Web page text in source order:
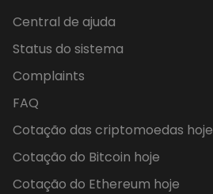
Central de ajuda
Status do sistema
Complaints
FAQ
Cotação das criptomoedas hoje
Cotação do Bitcoin hoje
Cotação do Ethereum hoje